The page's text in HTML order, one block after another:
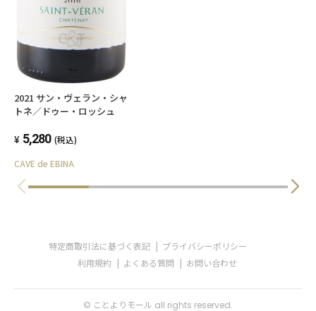
2021 サン・ヴェラン・シャ
トネ／ドゥー・ロッシュ
5,280 (税込)
CAVE de EBINA
特定商取引法に基づく表記
プライバシーポリシー
利用規約
よくある質問 お問い合わせ
© ことよりモール all rights reserved.